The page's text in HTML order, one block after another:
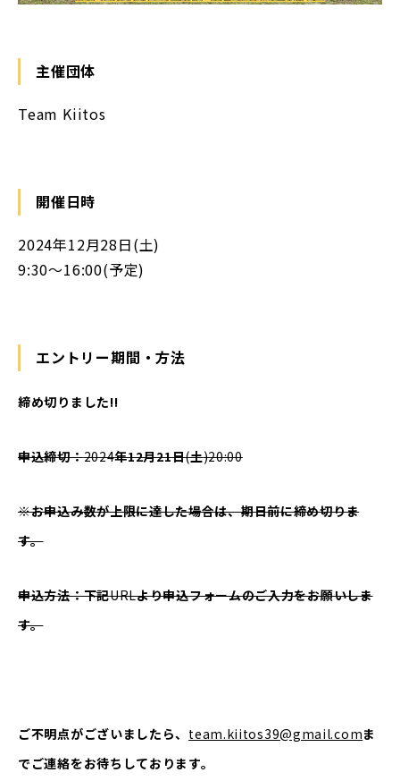
主催団体
Team Kiitos
開催日時
2024年12月28日(土)
9:30〜16:00(予定)
エントリー期間・方法
締め切りました!!
申込締切：2024年12月21日(土)20:00
※お申込み数が上限に達した場合は、期日前に締め切りま
す。
申込方法：下記URLより申込フォームのご入力をお願いしま
す。
ご不明点がございましたら、 team.kiitos39@gmail.comま
でご連絡をお待ちしております。